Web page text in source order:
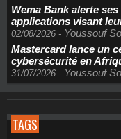
Wema Bank alerte
applications visant
02/08/2026 - Youssouf
Mastercard lance un
cybersécurité en
31/07/2026 - Youssouf
TAGS